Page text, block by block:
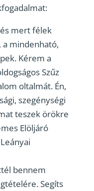
mert félek
a mindenható,
Kérem a
Szűz
oltalmát. Én,
szegénységi
teszek örökre
Elöljáró
bennem
Segíts